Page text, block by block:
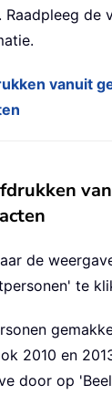
Raadpleeg de
vanuit
de
te
2010 en
door op